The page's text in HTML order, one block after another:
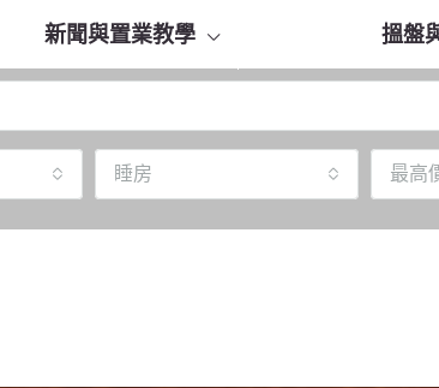
新聞與置業教學 搵盤
睡房 最高